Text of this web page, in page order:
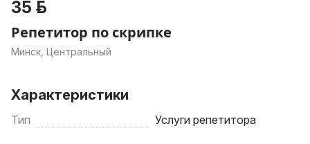
35 р.
Репетитор по скрипке
Минск, Центральный
Характеристики
Тип Услуги репетитора